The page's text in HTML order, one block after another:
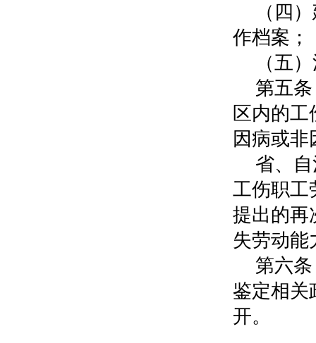
（四
作档案；
（五
第五
区内的
因病或
省、
工伤职工
提出的再
失劳动能
第六
鉴定相关
开。